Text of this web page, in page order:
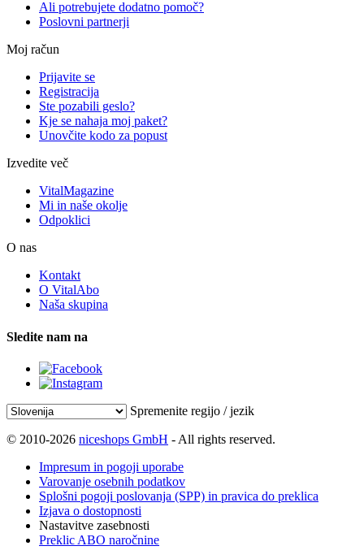
Ali potrebujete dodatno pomoč?
Poslovni partnerji
Moj račun
Prijavite se
Registracija
Ste pozabili geslo?
Kje se nahaja moj paket?
Unovčite kodo za popust
Izvedite več
VitalMagazine
Mi in naše okolje
Odpoklici
O nas
Kontakt
O VitalAbo
Naša skupina
Sledite nam na
Spremenite regijo / jezik
© 2010-2026 niceshops GmbH - All rights reserved.
Impresum in pogoji uporabe
Varovanje osebnih podatkov
Splošni pogoji poslovanja (SPP) in pravica do preklica
Izjava o dostopnosti
Nastavitve zasebnosti
Preklic ABO naročnine